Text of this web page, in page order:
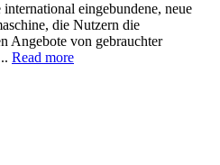
eingebundene, neue
die Nutzern die
Angebote von gebrauchter
Read more